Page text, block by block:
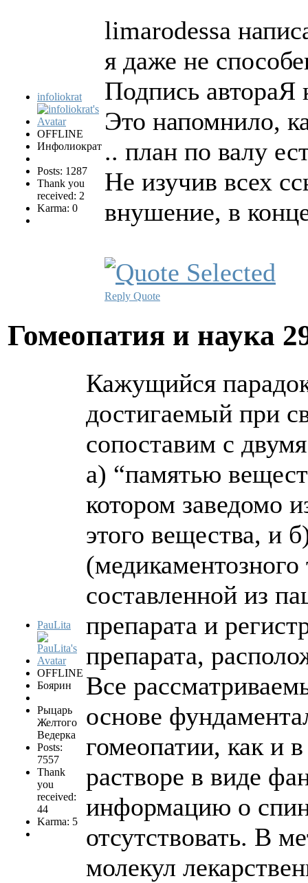
infoliokrat
OFFLINE
Инфолиократ
Posts: 1287
Thank you
received: 2
Karma: 0
limarodessa
я даже не
Подпись автораЯ
Это напомнило,
.. план по валу
Не изучив всех
внушение, в
Reply Quote
Гомеопатия и наука
PauLita
OFFLINE
Боярин
Рыцарь
Желтого
Ведерка
Posts:
7557
Thank
you
received:
44
Karma: 5
Кажущийся
достигаемый при
сопоставим с
а) “памятью
котором заведомо
этого вещества, и
составленной из
препарата и
препарата,
Все
основе
гомеопатии, как и
растворе в виде
информацию о
отсутствовать. В
молекул